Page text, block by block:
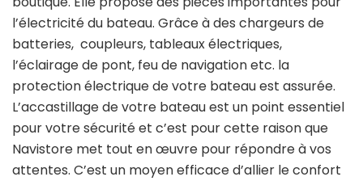
l’électricité du bateau. Grâce à des chargeurs de
batteries, coupleurs, tableaux électriques,
l’éclairage de pont, feu de navigation etc. la
protection électrique de votre bateau est assurée.
L’accastillage de votre bateau est un point essentiel
pour votre sécurité et c’est pour cette raison que
Navistore met tout en œuvre pour répondre à vos
attentes. C’est un moyen efficace d’allier le confort